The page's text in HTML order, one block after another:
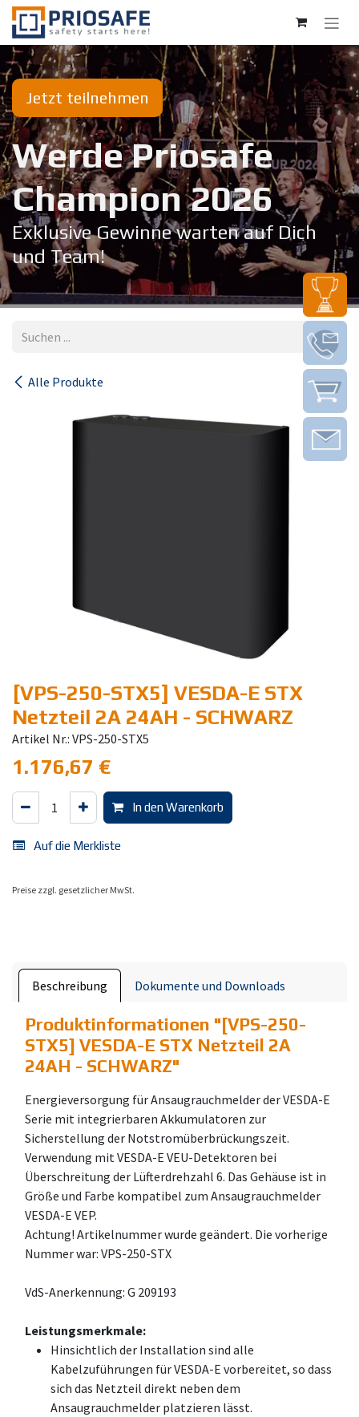
Zum Inhalt springen
Jetzt teilnehmen
Werde Priosafe
Champion 20​26
Exklusive Gewinne warten auf Dich
und Team!
Alle Produkte
[VPS-250-STX5] VESDA-E STX
Netzteil 2A 24AH - SCHWARZ
Artikel Nr.: VPS-250-STX5
1.176,67 €
In den Warenkorb
Auf die Merkliste
Preise zzgl. gesetzlicher MwSt.
Beschreibung Dokumente und Downloads
Produktinformationen "[VPS-250-
STX5] VESDA-E STX Netzteil 2A
24AH - SCHWARZ"
Energieversorgung für Ansaugrauchmelder der VESDA-E
Serie mit integrierbaren Akkumulatoren zur
Sicherstellung der Notstromüberbrückungszeit.
Verwendung mit VESDA-E VEU-Detektoren bei
Überschreitung der Lüfterdrehzahl 6. Das Gehäuse ist in
Größe und Farbe kompatibel zum Ansaugrauchmelder
VESDA-E VEP.
Achtung! Artikelnummer wurde geändert. Die vorherige
Nummer war: VPS-250-STX
VdS-Anerkennung: G 209193
Leistungsmerkmale:
Hinsichtlich der Installation sind alle
Kabelzuführungen für VESDA-E vorbereitet, so dass
sich das Netzteil direkt neben dem
Ansaugrauchmelder platzieren lässt.